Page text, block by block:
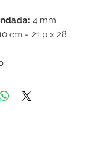
4 mm
cm = 21 p x 28